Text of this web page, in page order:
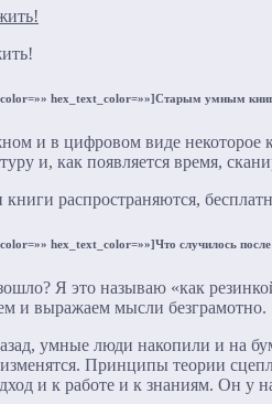
hex_text_color=»»]Старым умным
и в цифровом виде некоторое
и, как появляется время,
книги распространяются,
hex_text_color=»»]Что случилось
Я это называю «как
и выражаем мысли
умные люди накопили и на
Принципы теории
и к работе и к знаниям. Он у